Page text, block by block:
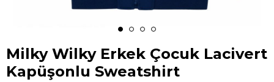
Milky Wilky Erkek Çocuk Lacivert
Kapüşonlu Sweatshirt